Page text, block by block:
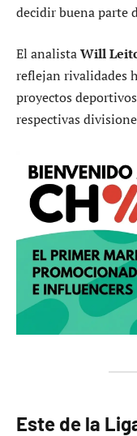
decidir buena parte
El analistaWill
reflejan rivalidades
proyectos
respectivas
Este de la